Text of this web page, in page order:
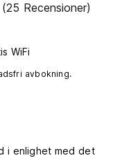
(25 Recensioner)
WiFi
avbokning.
i enlighet med det